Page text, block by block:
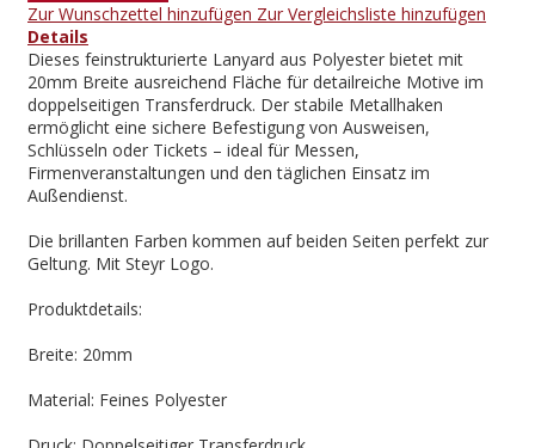
Zur Wunschzettel hinzufügen Zur Vergleichsliste hinzufügen
Details
Dieses feinstrukturierte Lanyard aus Polyester bietet mit
20mm Breite ausreichend Fläche für detailreiche Motive im
doppelseitigen Transferdruck. Der stabile Metallhaken
ermöglicht eine sichere Befestigung von Ausweisen,
Schlüsseln oder Tickets – ideal für Messen,
Firmenveranstaltungen und den täglichen Einsatz im
Außendienst.
Die brillanten Farben kommen auf beiden Seiten perfekt zur
Geltung. Mit Steyr Logo.
Produktdetails:
Breite: 20mm
Material: Feines Polyester